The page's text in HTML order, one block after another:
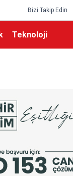
Bizi Takip Edin
Teknoloji
İş Birliği